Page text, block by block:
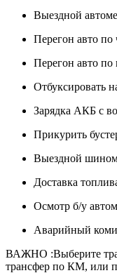
Выездной
Перегон авто по
Перегон авто по
Отбуксировать
Зарядка АКБ с
Прикурить
Выездной
Доставка
Осмотр б/у
Аварийный
ВАЖНО :Выберите
трансфер по КМ, или